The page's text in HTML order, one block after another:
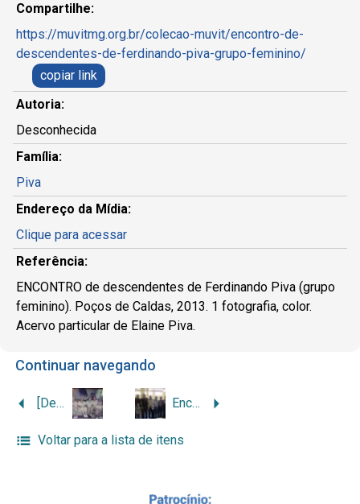
Compartilhe:
https://muvitmg.org.br/colecao-muvit/encontro-de-
descendentes-de-ferdinando-piva-grupo-feminino/
copiar link
Autoria:
Desconhecida
Família:
Piva
Endereço da Mídia:
Clique para acessar
Referência:
ENCONTRO de descendentes de Ferdinando Piva (grupo
feminino). Poços de Caldas, 2013. 1 fotografia, color.
Acervo particular de Elaine Piva.
Continuar navegando
[Descendentes de Ferdinando Piva: filhas, filhos, noras e genros] Encontro de descendentes de Ferdinando Piva (grupo masculino)
Voltar para a lista de itens